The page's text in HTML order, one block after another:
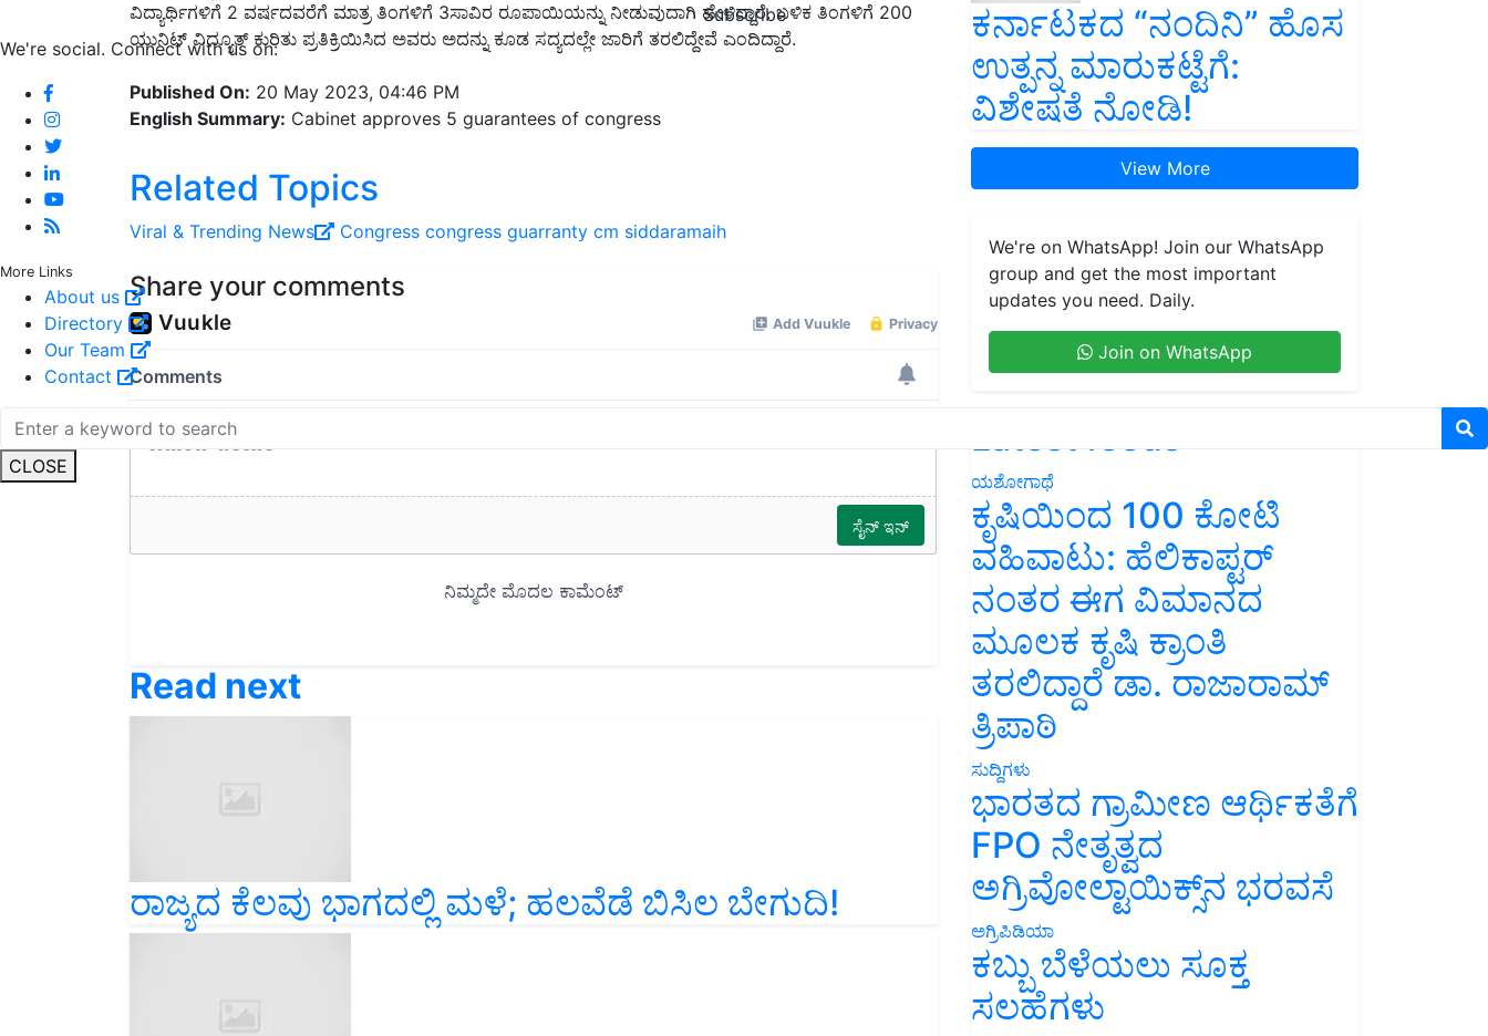
Subscribe
We're social. Connect with us on:
More Links
About us
Directory
Our Team
Contact
CLOSE
ವಿದ್ಯಾರ್ಥಿಗಳಿಗೆ 2 ವರ್ಷದವರೆಗೆ ಮಾತ್ರ ತಿಂಗಳಿಗೆ 3ಸಾವಿರ ರೂಪಾಯಿಯನ್ನು ನೀಡುವುದಾಗಿ ಹೇಳಿದ್ದಾರೆ. ಬಳಿಕ ತಿಂಗಳಿಗೆ 200
ಯುನಿಟ್‌ ವಿದ್ಯೂತ್‌ ಕುರಿತು ಪ್ರತಿಕ್ರಿಯಿಸಿದ ಅವರು ಅದನ್ನು ಕೂಡ ಸದ್ಯದಲ್ಲೇ ಜಾರಿಗೆ ತರಲಿದ್ದೇವೆ ಎಂದಿದ್ದಾರೆ.
Published On: 20 May 2023, 04:46 PM
English Summary: Cabinet approves 5 guarantees of congress
Related Topics
Viral ‍& Trending News Congress congress guarranty cm siddaramaih
Share your comments
Read next
ರಾಜ್ಯದ ಕೆಲವು ಭಾಗದಲ್ಲಿ ಮಳೆ; ಹಲವೆಡೆ ಬಿಸಿಲ ಬೇಗುದಿ!
ಕರ್ನಾಟಕದ “ನಂದಿನಿ” ಹೊಸ
ಉತ್ಪನ್ನ ಮಾರುಕಟ್ಟೆಗೆ:
ವಿಶೇಷತೆ ನೋಡಿ!
View More
We're on WhatsApp! Join our WhatsApp
group and get the most important
updates you need. Daily.
Join on WhatsApp
Latest feeds
ಯಶೋಗಾಥೆ
ಕೃಷಿಯಿಂದ 100 ಕೋಟಿ
ವಹಿವಾಟು: ಹೆಲಿಕಾಪ್ಟರ್
ನಂತರ ಈಗ ವಿಮಾನದ
ಮೂಲಕ ಕೃಷಿ ಕ್ರಾಂತಿ
ತರಲಿದ್ದಾರೆ ಡಾ. ರಾಜಾರಾಮ್
ತ್ರಿಪಾಠಿ
ಸುದ್ದಿಗಳು
ಭಾರತದ ಗ್ರಾಮೀಣ ಆರ್ಥಿಕತೆಗೆ
FPO ನೇತೃತ್ವದ
ಅಗ್ರಿವೋಲ್ಟಾಯಿಕ್ಸ್‌ನ ಭರವಸೆ
ಅಗ್ರಿಪಿಡಿಯಾ
ಕಬ್ಬು ಬೆಳೆಯಲು ಸೂಕ್ತ
ಸಲಹೆಗಳು